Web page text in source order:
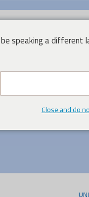
Les Filières
De Nous
speaking a different
Close and do